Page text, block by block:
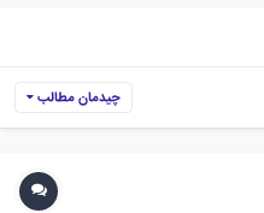
چیدمان مطالب